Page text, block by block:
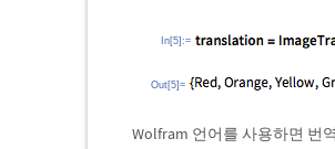
In[5]:=
Out[5]=
Wolfram 언어를 사용하면 번